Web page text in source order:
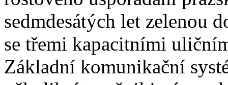
sedmdesátých let zelenou
se třemi kapacitními
Základní komunikační